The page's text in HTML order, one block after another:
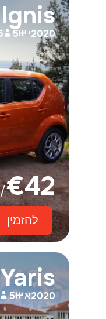
2020 י 5
€42
/
להזמין
2020 א 5